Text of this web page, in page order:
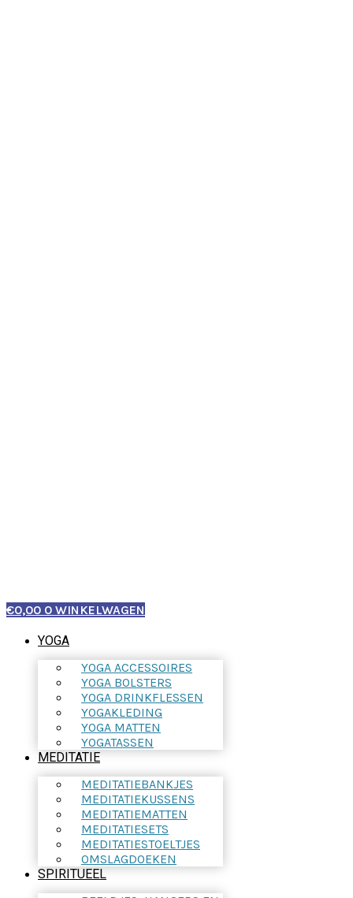
€0,00 0 WINKELWAGEN
YOGA
YOGA ACCESSOIRES
YOGA BOLSTERS
YOGA DRINKFLESSEN
YOGAKLEDING
YOGA MATTEN
YOGATASSEN
MEDITATIE
MEDITATIEBANKJES
MEDITATIEKUSSENS
MEDITATIEMATTEN
MEDITATIESETS
MEDITATIESTOELTJES
OMSLAGDOEKEN
SPIRITUEEL